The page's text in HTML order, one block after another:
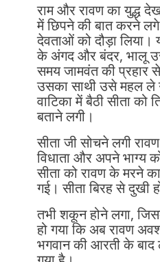
राम और रावण का युद्ध
में छिपने की बात करने
देवताओं को दौड़ा
के अंगद और बंदर, भालू
समय जामवंत की प्रहार से
उसका साथी उसे महल ले
वाटिका में बैठी सीता को
बताने लगी।
सीता जी सोचने लगी
विधाता और अपने भाग्य
सीता को रावण के मरने
गई। सीता बिरह से दुखी
तभी शकून होने लगा,
हो गया कि अब रावण
भगवान की आरती के बाद